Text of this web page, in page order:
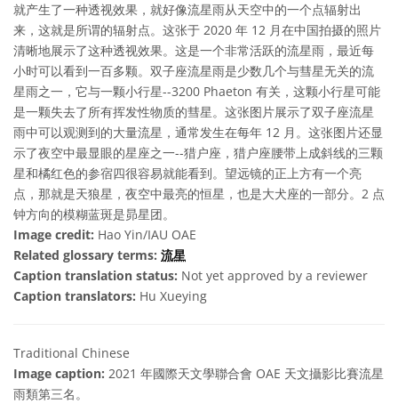
就产生了一种透视效果，就好像流星雨从天空中的一个点辐射出
来，这就是所谓的辐射点。这张于 2020 年 12 月在中国拍摄的照片
清晰地展示了这种透视效果。这是一个非常活跃的流星雨，最近每
小时可以看到一百多颗。双子座流星雨是少数几个与彗星无关的流
星雨之一，它与一颗小行星--3200 Phaeton 有关，这颗小行星可能
是一颗失去了所有挥发性物质的彗星。这张图片展示了双子座流星
雨中可以观测到的大量流星，通常发生在每年 12 月。这张图片还显
示了夜空中最显眼的星座之一--猎户座，猎户座腰带上成斜线的三颗
星和橘红色的参宿四很容易就能看到。望远镜的正上方有一个亮
点，那就是天狼星，夜空中最亮的恒星，也是大犬座的一部分。2 点
钟方向的模糊蓝斑是昴星团。
Image credit: Hao Yin/IAU OAE
Related glossary terms: 流星
Caption translation status: Not yet approved by a reviewer
Caption translators: Hu Xueying
Traditional Chinese
Image caption: 2021 年國際天文學聯合會 OAE 天文攝影比賽流星
雨類第三名。